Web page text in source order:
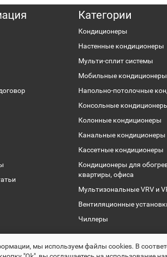
Категории
Кондиционеры
Настенные кондиционеры
Мульти-сплит системы
Мобильные кондиционеры
Напольно-потолочные
Консольные
Колонные кондиционеры
Канальные кондиционеры
Кассетные кондиционеры
Кондиционеры для
квартиры, офиса
Мультизональные VRV и
Вентиляционные
Чиллеры
Раскрутка -cropas.by
Climalogic.by © 2016 - 2025
мы используем файлы сookies. В